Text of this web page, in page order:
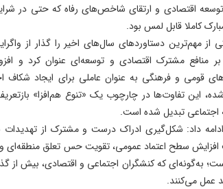
اقتصادی و ارتقای شاخص‌های رفاه که حتی در
کاملا قابل لمس بود.
از مهم‌ترین دستاوردهای سال‌های اخیر را گذار از
منافع مشترک اقتصادی و توسعه‌ای عنوان کرد و
قومی و فرهنگی به‌ عنوان عاملی برای ایجاد شکاف
شده، این تفاوت‌ها در چارچوب یک «تنوع هم‌افزا»
اجتماعی تبدیل شده است.
داد: شکل‌گیری ادراک درست و مشترک از تهدیدات
سطح اعتماد عمومی، تقویت حس تعلق منطقه‌ای
به‌گونه‌ای که کنشگران اجتماعی و اقتصادی، بیش
عمل می‌کنند.